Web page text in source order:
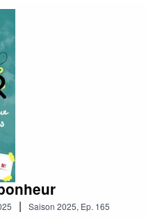
| Saison 2025, Ep. 165